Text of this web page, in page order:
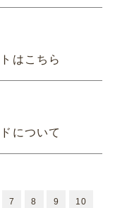
はこちら
について
7 8 9 10